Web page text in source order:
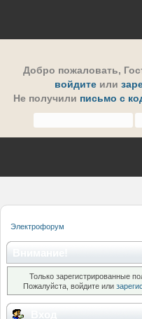
Добро пожаловать,
войдите или
Не получили письмо с
Электрофорум
Только зарегистрированные
Пожалуйста, войдите или